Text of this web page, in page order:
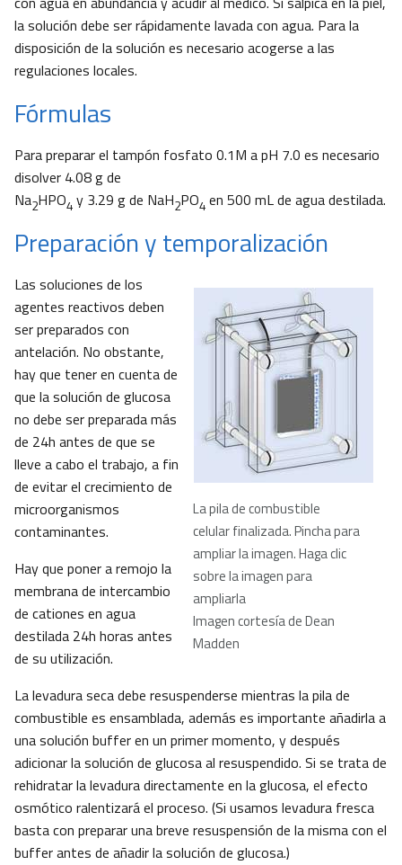
la solución debe ser rápidamente lavada con agua. Para la
disposición de la solución es necesario acogerse a las
regulaciones locales.
Fórmulas
Para preparar el tampón fosfato 0.1M a pH 7.0 es necesario
disolver 4.08 g de
Na2HPO4 y 3.29 g de NaH2PO4 en 500 mL de agua destilada.
Preparación y temporalización
La pila de combustible
celular finalizada. Pincha para
ampliar la imagen. Haga clic
sobre la imagen para
ampliarla
Imagen cortesía de Dean
Madden
Las soluciones de los
agentes reactivos deben
ser preparados con
antelación. No obstante,
hay que tener en cuenta de
que la solución de glucosa
no debe ser preparada más
de 24h antes de que se
lleve a cabo el trabajo, a fin
de evitar el crecimiento de
microorganismos
contaminantes.
Hay que poner a remojo la
membrana de intercambio
de cationes en agua
destilada 24h horas antes
de su utilización.
La levadura seca debe resuspenderse mientras la pila de
combustible es ensamblada, además es importante añadirla a
una solución buffer en un primer momento, y después
adicionar la solución de glucosa al resuspendido. Si se trata de
rehidratar la levadura directamente en la glucosa, el efecto
osmótico ralentizará el proceso. (Si usamos levadura fresca
basta con preparar una breve resuspensión de la misma con el
buffer antes de añadir la solución de glucosa.)